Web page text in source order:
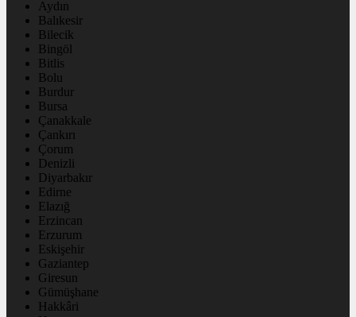
Aydın
Balıkesir
Bilecik
Bingöl
Bitlis
Bolu
Burdur
Bursa
Çanakkale
Çankırı
Çorum
Denizli
Diyarbakır
Edirne
Elazığ
Erzincan
Erzurum
Eskişehir
Gaziantep
Giresun
Gümüşhane
Hakkâri